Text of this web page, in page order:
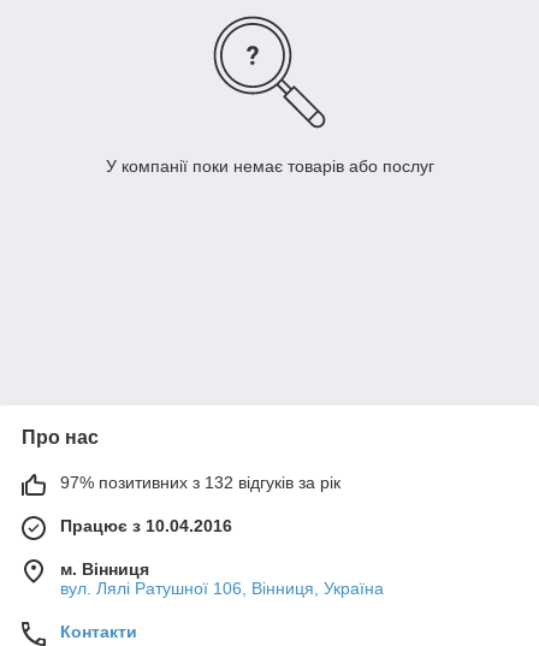
У компанії поки немає товарів або послуг
Про нас
97% позитивних з 132 відгуків за рік
Працює з 10.04.2016
м. Вінниця
вул. Лялі Ратушної 106, Вінниця, Україна
Контакти